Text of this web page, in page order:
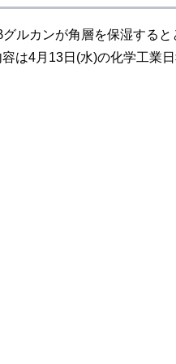
ルカンが角層を保湿する
は4月13日(水)の化学工業日